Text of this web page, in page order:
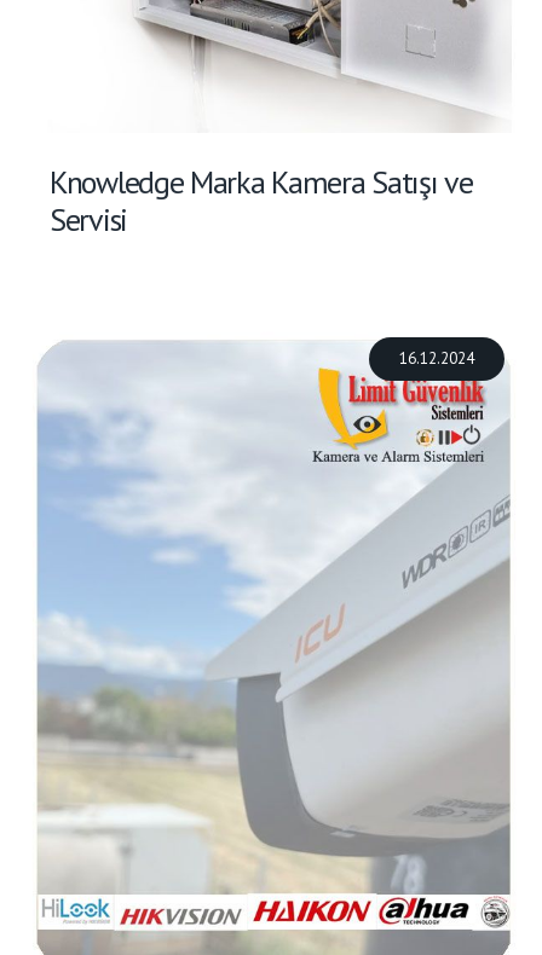
Knowledge Marka Kamera Satışı ve
Servisi
16.12.2024